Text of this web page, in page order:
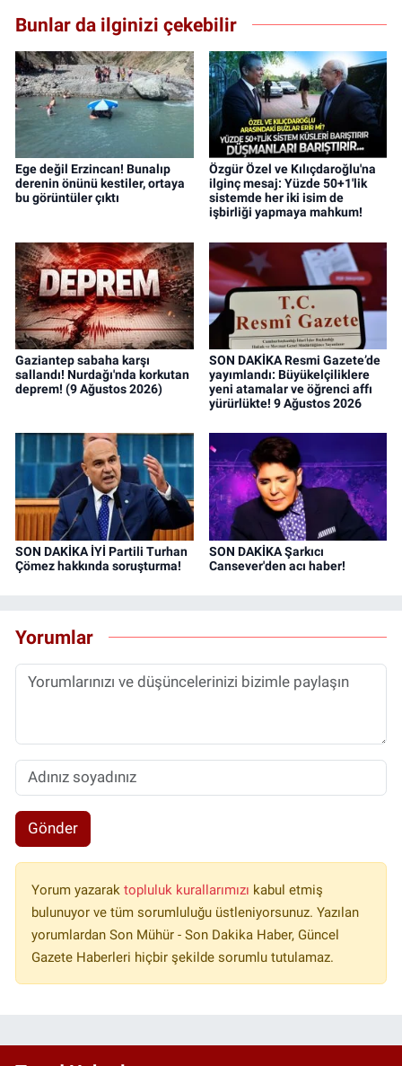
Bunlar da ilginizi çekebilir
Ege değil Erzincan! Bunalıp
derenin önünü kestiler, ortaya
bu görüntüler çıktı
Özgür Özel ve Kılıçdaroğlu'na
ilginç mesaj: Yüzde 50+1'lik
sistemde her iki isim de
işbirliği yapmaya mahkum!
Gaziantep sabaha karşı
sallandı! Nurdağı'nda korkutan
deprem! (9 Ağustos 2026)
SON DAKİKA Resmi Gazete’de
yayımlandı: Büyükelçiliklere
yeni atamalar ve öğrenci affı
yürürlükte! 9 Ağustos 2026
SON DAKİKA İYİ Partili Turhan
Çömez hakkında soruşturma!
SON DAKİKA Şarkıcı
Cansever'den acı haber!
Yorumlar
Gönder
Yorum yazarak topluluk kurallarımızı kabul etmiş
bulunuyor ve tüm sorumluluğu üstleniyorsunuz. Yazılan
yorumlardan Son Mühür - Son Dakika Haber, Güncel
Gazete Haberleri hiçbir şekilde sorumlu tutulamaz.